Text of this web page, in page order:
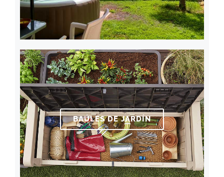
BAÚLES DE JARDÍN